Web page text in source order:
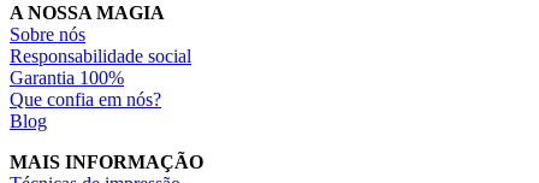
A NOSSA MAGIA
Sobre nós
Responsabilidade social
Garantia 100%
Que confia em nós?
Blog
MAIS INFORMAÇÃO